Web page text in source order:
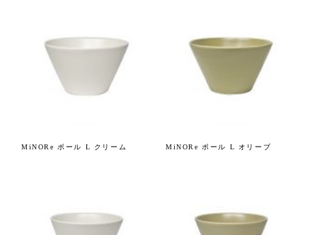
MiNORe ボール L クリーム MiNORe ボール L オリーブ